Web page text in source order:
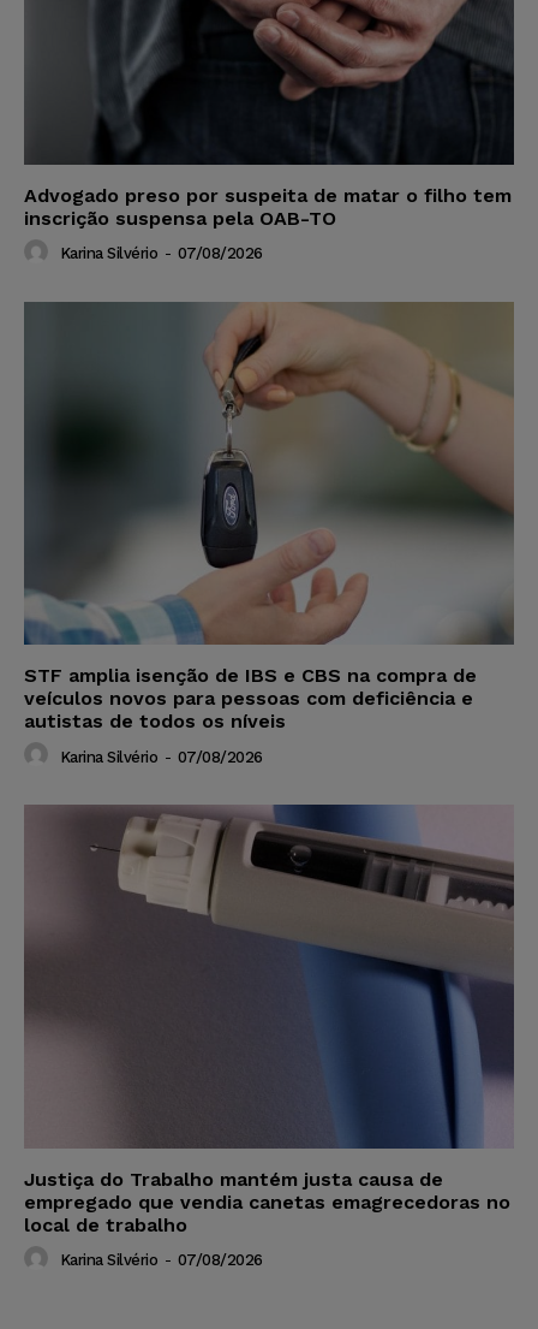
Advogado preso por suspeita de matar o filho tem
inscrição suspensa pela OAB-TO
Karina Silvério - 07/08/2026
STF amplia isenção de IBS e CBS na compra de
veículos novos para pessoas com deficiência e
autistas de todos os níveis
Karina Silvério - 07/08/2026
Justiça do Trabalho mantém justa causa de
empregado que vendia canetas emagrecedoras no
local de trabalho
Karina Silvério - 07/08/2026